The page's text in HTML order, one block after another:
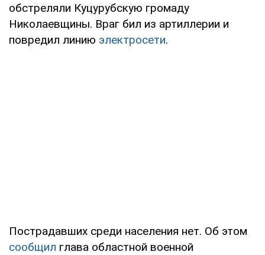
обстреляли Куцурубскую громаду
Николаевщины. Враг бил из артиллерии и
повредил линию электросети.
Пострадавших среди населения нет. Об этом
сообщил глава областной военной